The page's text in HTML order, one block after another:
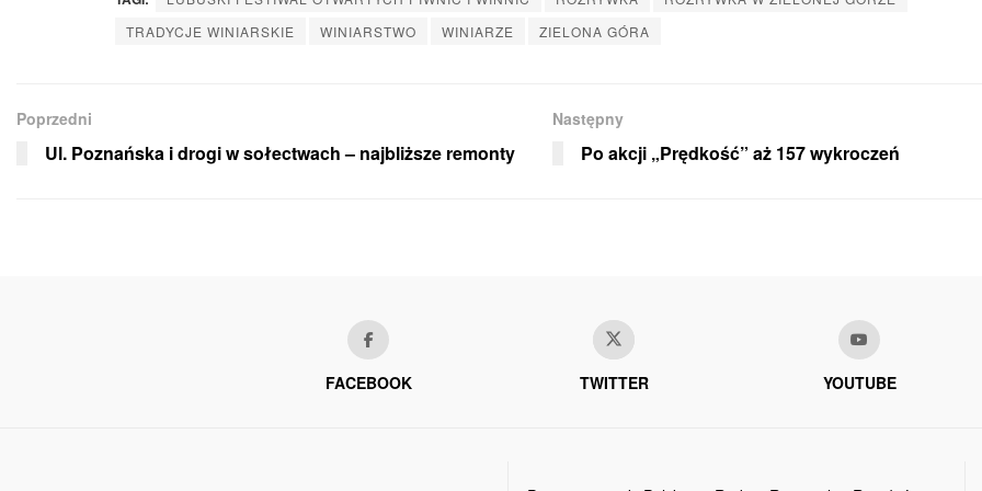
TRADYCJE WINIARSKIE
WINIARSTWO WINIARZE ZIELONA GÓRA
Poprzedni
Ul. Poznańska i drogi w sołectwach – najbliższe remonty
Następny
Po akcji „Prędkość” aż 157 wykroczeń
FACEBOOK TWITTER YOUTUBE